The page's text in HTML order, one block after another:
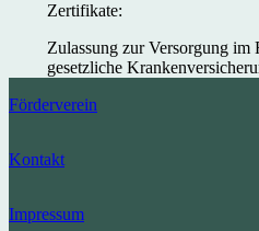
Zertifikate:
Zulassung zur Versorgung im
gesetzliche
Förderverein
Kontakt
Impressum